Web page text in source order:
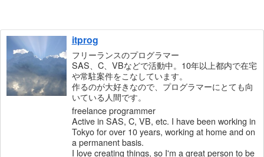
itprog
フリーランスのプログラマー
SAS、C、VBなどで活動中。10年以上都内で在宅
や常駐案件をこなしています。
作るのが大好きなので、プログラマーにとても向
いている人間です。
freelance programmer
Active in SAS, C, VB, etc. I have been working in
Tokyo for over 10 years, working at home and on
a permanent basis.
I love creating things, so I'm a great person to be